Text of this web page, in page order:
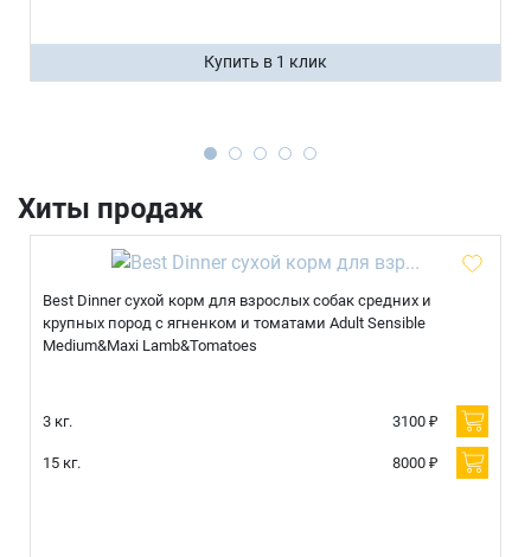
Купить в 1 клик
Хиты продаж
Best Dinner сухой корм для взрослых собак средних и
крупных пород с ягненком и томатами Adult Sensible
Medium&Maxi Lamb&Tomatoes
3 кг. 3100 ₽
15 кг. 8000 ₽
Продолжить покупки
Оформить заказ
Телефон
E-mail